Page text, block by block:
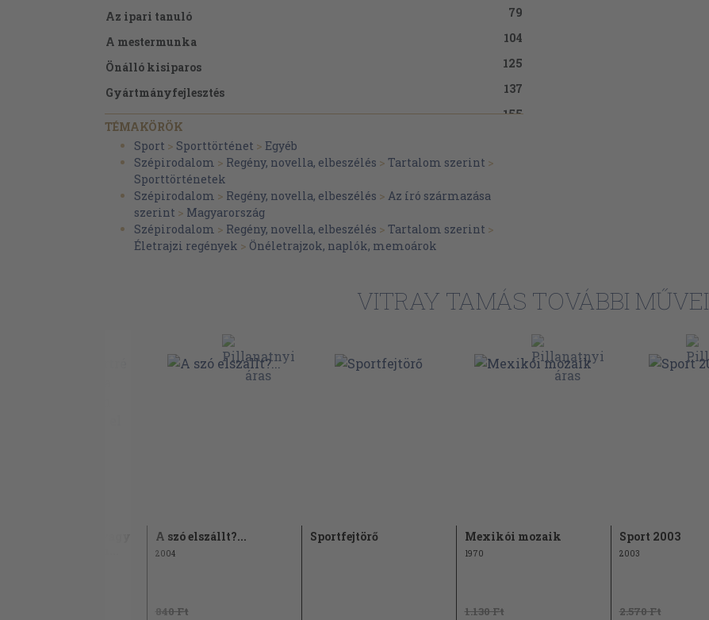
Az ipari tanuló
79
A mestermunka
104
Önálló kisiparos
125
Gyártmányfejlesztés
137
Vigyázó szemetek...
155
Akela és a pápaválasztó konklávé
TÉMAKÖRÖK
Sport > Sporttörténet > Egyéb
Szépirodalom > Regény, novella, elbeszélés > Tartalom szerint >
Sporttörténetek
Szépirodalom > Regény, novella, elbeszélés > Az író származása
szerint > Magyarország
Szépirodalom > Regény, novella, elbeszélés > Tartalom szerint >
Életrajzi regények > Önéletrajzok, naplók, memoárok
VITRAY TAMÁS TOVÁBBI MŰVEI
A szó elszállt?...
2004
840 Ft
Sportfejtörő Mexikói mozaik
1970
1.130 Ft
Sport 2003
2003
2.570 Ft